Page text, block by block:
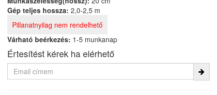
Gép teljes hossza: 2,0-2,5 m
Pillanatnyilag nem rendelhető
Várható beérkezés: 1-5 munkanap
Értesítést kérek ha elérhető